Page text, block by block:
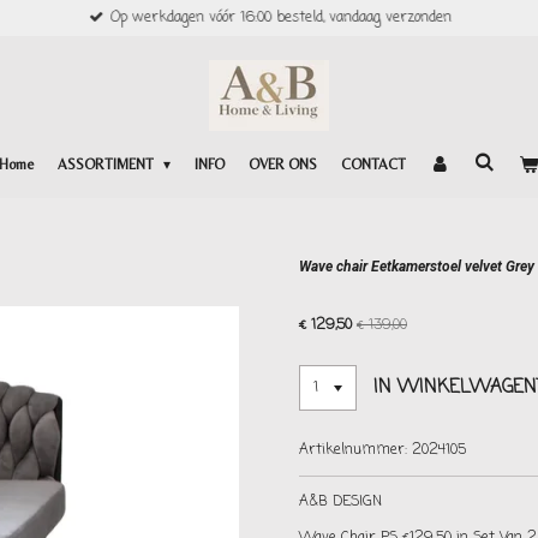
Op werkdagen vóór 16:00 besteld, vandaag verzonden
Home ASSORTIMENT INFO OVER ONS CONTACT
Wave chair Eetkamerstoel velvet Grey
€ 129,50 € 139,00
IN WINKELWAGEN
Artikelnummer: 2024105
A&B DESIGN